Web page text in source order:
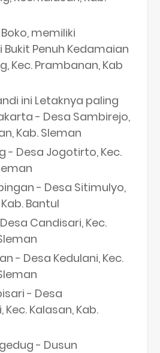
memiliki
Penuh Kedamaian
Kec. Prambanan, Kab
ini Letaknya paling
- Desa Sambirejo,
Kab. Sleman
- Desa Jogotirto, Kec.
- Desa Sitimulyo,
Bantul
Candisari, Kec.
- Desa Kedulani, Kec.
- Desa
Kalasan, Kab.
- Dusun